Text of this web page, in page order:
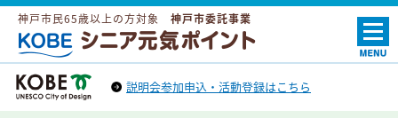
神戸市民65歳以上の方対象 神戸市委託事業
ＫＯＢＥシニア元気ポイント
説明会参加申込・活動登録はこちら